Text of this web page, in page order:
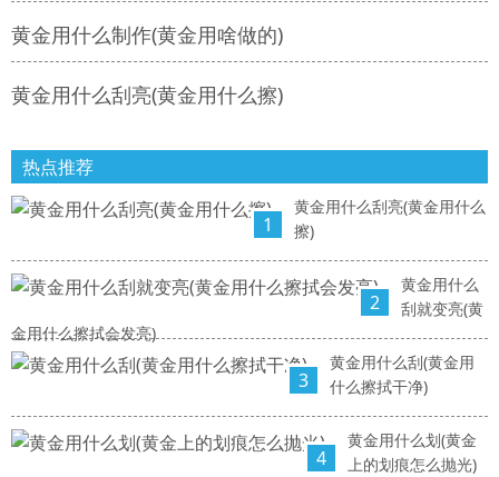
黄金用什么制作(黄金用啥做的)
黄金用什么刮亮(黄金用什么擦)
热点推荐
1
黄金用什么刮亮(黄金用什么
擦)
2
黄金用什么
刮就变亮(黄
金用什么擦拭会发亮)
3
黄金用什么刮(黄金用
什么擦拭干净)
4
黄金用什么划(黄金
上的划痕怎么抛光)